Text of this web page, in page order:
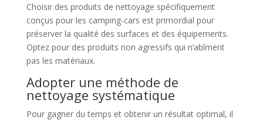
Choisir des produits de nettoyage spécifiquement
conçus pour les camping-cars est primordial pour
préserver la qualité des surfaces et des équipements.
Optez pour des produits non agressifs qui n’abîment
pas les matériaux.
Adopter une méthode de
nettoyage systématique
Pour gagner du temps et obtenir un résultat optimal, il